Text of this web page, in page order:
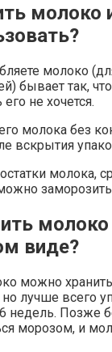
молоко
молоко
бывает так,
не хочется.
молока без
вскрытия
молока,
виде?
можно
лучше всего
недель. Позже
морозом, и